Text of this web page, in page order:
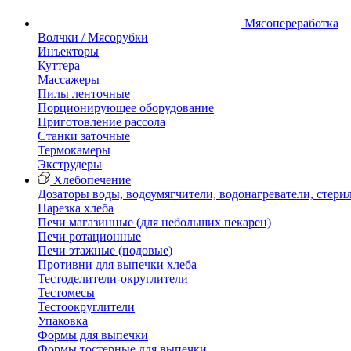
Мясопереработка
Волчки / Мясорубки
Инъекторы
Куттера
Массажеры
Пилы ленточные
Порционирующее оборудование
Приготовление рассола
Станки заточные
Термокамеры
Экструдеры
Хлебопечение
Дозаторы воды, водоумягчители, водонагреватели,
Нарезка хлеба
Печи магазинные (для небольших пекарен)
Печи ротационные
Печи этажные (подовые)
Противни для выпечки хлеба
Тестоделители-округлители
Тестомесы
Тестоокруглители
Упаковка
Формы для выпечки